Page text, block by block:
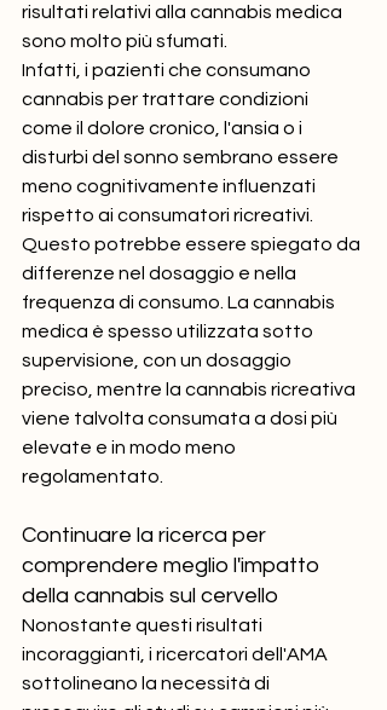
risultati relativi alla cannabis medica
sono molto più sfumati.
Infatti, i pazienti che consumano
cannabis per trattare condizioni
come il dolore cronico, l'ansia o i
disturbi del sonno sembrano essere
meno cognitivamente influenzati
rispetto ai consumatori ricreativi.
Questo potrebbe essere spiegato da
differenze nel dosaggio e nella
frequenza di consumo. La cannabis
medica è spesso utilizzata sotto
supervisione, con un dosaggio
preciso, mentre la cannabis ricreativa
viene talvolta consumata a dosi più
elevate e in modo meno
regolamentato.
Continuare la ricerca per
comprendere meglio l'impatto
della cannabis sul cervello
Nonostante questi risultati
incoraggianti, i ricercatori dell'AMA
sottolineano la necessità di